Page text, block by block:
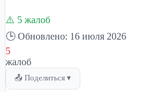
⚠️ 5 жалоб
🕒 Обновлено: 16 июля 2026
5
жалоб
📤 Поделиться ▾